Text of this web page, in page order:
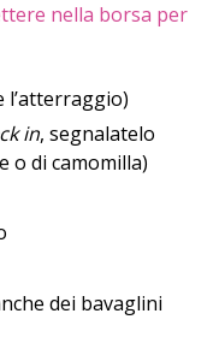
nella borsa per
l’atterraggio)
in, segnalatelo
o di camomilla)
dei bavaglini